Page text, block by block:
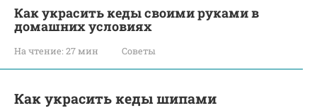
Как украсить кеды своими руками в
домашних условиях
На чтение: 27 мин Советы
Как украсить кеды шипами